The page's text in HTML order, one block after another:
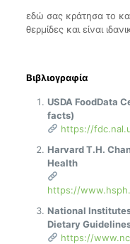
εδώ σας κράτησα το
θερμίδες και είναι
Βιβλιογραφία
USDA FoodData
facts)
https://
Harvard T.H.
Health
https://
National
Dietary
https://